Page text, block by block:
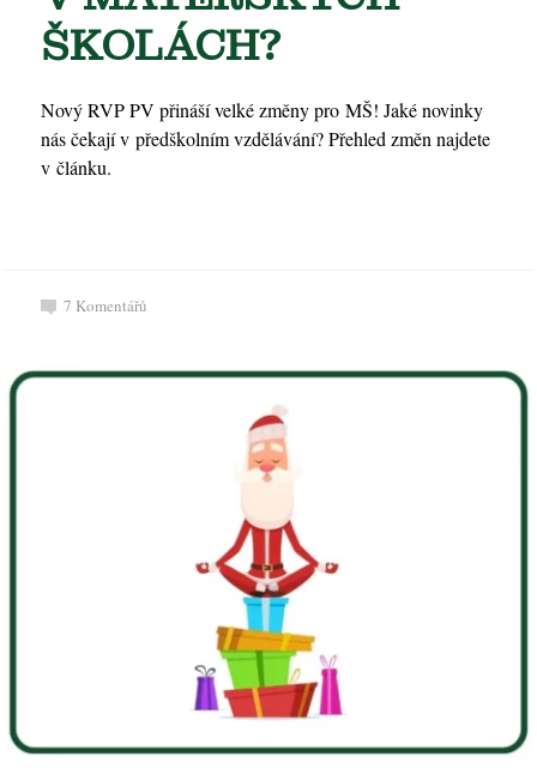
ŠKOLÁCH?
Nový RVP PV přináší velké změny pro MŠ! Jaké novinky
nás čekají v předškolním vzdělávání? Přehled změn najdete
v článku.
7 Komentářů